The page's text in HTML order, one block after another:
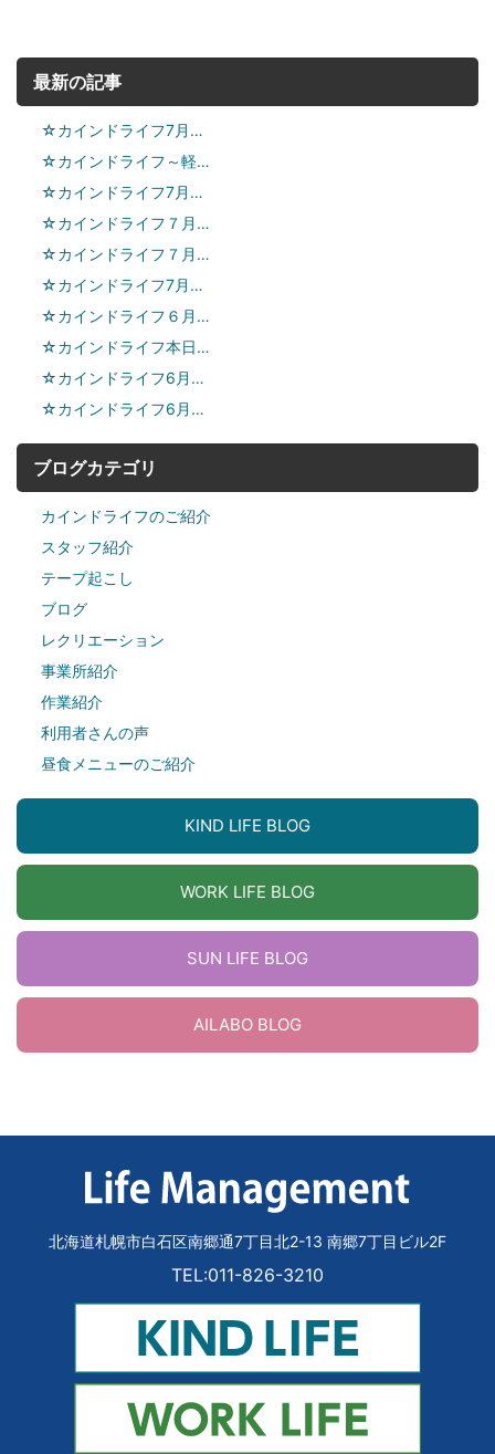
最新の記事
☆カインドライフ7月…
☆カインドライフ～軽…
☆カインドライフ7月…
☆カインドライフ７月…
☆カインドライフ７月…
☆カインドライフ7月…
☆カインドライフ６月…
☆カインドライフ本日…
☆カインドライフ6月…
☆カインドライフ6月…
ブログカテゴリ
カインドライフのご紹介
スタッフ紹介
テープ起こし
ブログ
レクリエーション
事業所紹介
作業紹介
利用者さんの声
昼食メニューのご紹介
KIND LIFE BLOG
WORK LIFE BLOG
SUN LIFE BLOG
AILABO BLOG
北海道札幌市白石区南郷通7丁目北2-13 南郷7丁目ビル2F
TEL:011-826-3210